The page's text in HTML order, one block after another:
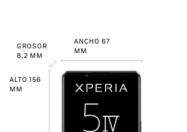
GROSOR
8,2 MM
ANCHO 67
MM
ALTO 156
MM